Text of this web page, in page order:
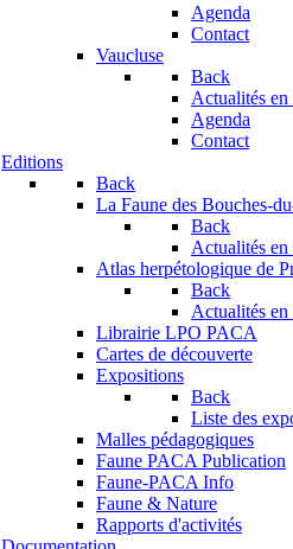
Agenda
Contact
Vaucluse
Back
Actualités en
Agenda
Contact
Editions
Back
La Faune des Bouches-
Back
Actualités en
Atlas herpétologique de
Back
Actualités en
Librairie LPO PACA
Cartes de découverte
Expositions
Back
Liste des
Malles pédagogiques
Faune PACA Publication
Faune-PACA Info
Faune & Nature
Rapports d'activités